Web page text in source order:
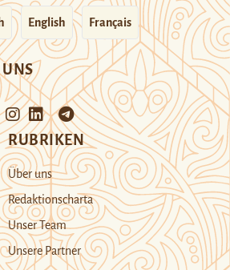
English Français
UNS
RUBRIKEN
Über uns
Redaktionscharta
Unser Team
Unsere Partner